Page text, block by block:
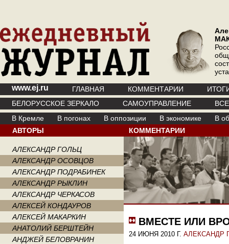
www.ej.ru ГЛАВНАЯ КОММЕНТАРИИ
БЕЛОРУССКОЕ ЗЕРКАЛО
САМОУПРАВЛЕНИЕ
В Кремле
В погонах В оппозиции В экономике
В
АВТОРЫ
АЛЕКСАНДР ГОЛЬЦ
АЛЕКСАНДР ОСОВЦОВ
АЛЕКСАНДР ПОДРАБИНЕК
АЛЕКСАНДР РЫКЛИН
АЛЕКСАНДР ЧЕРКАСОВ
АЛЕКСЕЙ КОНДАУРОВ
АЛЕКСЕЙ МАКАРКИН
АНАТОЛИЙ БЕРШТЕЙН
АНДЖЕЙ БЕЛОВРАНИН
КОММЕНТАРИИ
ВМЕСТЕ ИЛИ
24 ИЮНЯ 2010 Г. АЛЕКСАНДР